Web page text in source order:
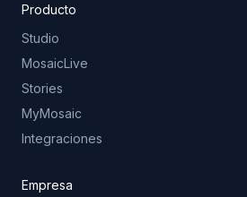
Producto
Studio
MosaicLive
Stories
MyMosaic
Integraciones
Empresa